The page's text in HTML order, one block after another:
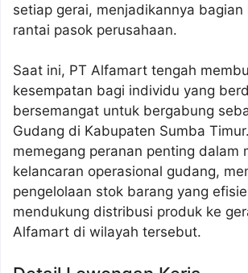
setiap gerai, menjadikannya bagian
rantai pasok perusahaan.
Saat ini, PT Alfamart tengah
kesempatan bagi individu yang
bersemangat untuk bergabung
Gudang di Kabupaten Sumba
memegang peranan penting dalam
kelancaran operasional gudang,
pengelolaan stok barang yang
mendukung distribusi produk ke
Alfamart di wilayah tersebut.